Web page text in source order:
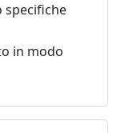
specifiche
in modo